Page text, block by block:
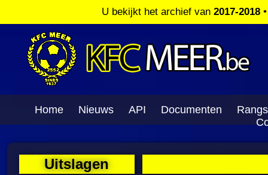
U bekijkt het archief van 2017-2018
Home Nieuws API Documenten
Uitslagen